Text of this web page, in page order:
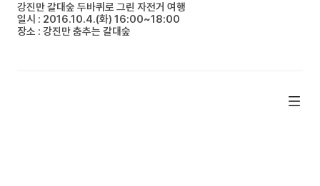
강진만 갈대숲 두바퀴로 그린 자전거 여행
일시 : 2016.10.4.(화) 16:00~18:00
장소 : 강진만 춤추는 갈대숲